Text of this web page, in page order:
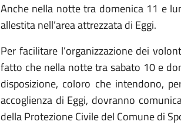
Anche nella notte tra domenica 11 e
allestita nell’area attrezzata di Eggi.
Per facilitare l’organizzazione dei
fatto che nella notte tra sabato 10 e
disposizione, coloro che intendono,
accoglienza di Eggi, dovranno
della Protezione Civile del Comune di